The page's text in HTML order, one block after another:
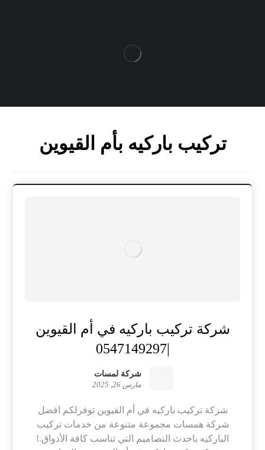
تركيب باركيه بأم القيوين
شركة تركيب باركيه في أم القيوين
|0547149297
شركة لمسات
مارس 26, 2025
شركة تركيب باركيه في أم القيوين توفرلكم افضل
شركة همسات مجموعة متنوعة من خدمات تركيب
الباركيه باحدث التصاميم التي تناسب كافة الأذواق.!